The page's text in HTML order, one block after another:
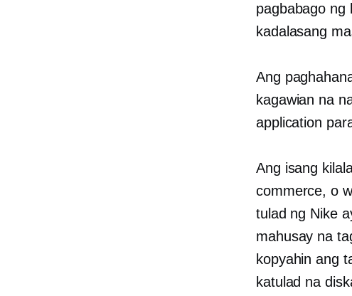
pagbabago ng
kadalasang
Ang
kagawian na
application
Ang isang
commerce, o
tulad ng Nike
mahusay na
kopyahin ang
katulad na